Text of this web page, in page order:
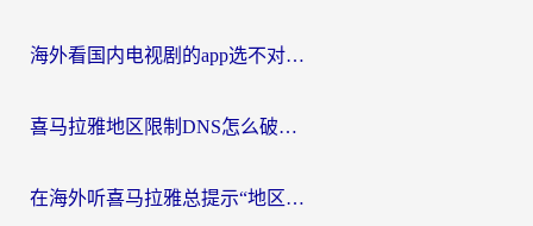
海外看国内电视剧的app选不对？这份回国加速器避坑指南帮你流畅追剧
喜马拉雅地区限制DNS怎么破？海外党听国内音乐听书的终极解决方案
在海外听喜马拉雅总提示“地区限制”？3步轻松解除+听国内音乐全攻略